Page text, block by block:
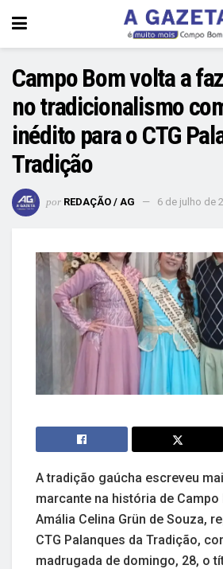
Campo Bom volta a
no tradicionalismo
inédito para o CTG
Tradição
por REDAÇÃO / AG 6 de julho de
A tradição gaúcha escreveu
marcante na história de Campo
Amália Celina Grün de Souza,
CTG Palanques da Tradição,
madrugada de domingo, 28, o